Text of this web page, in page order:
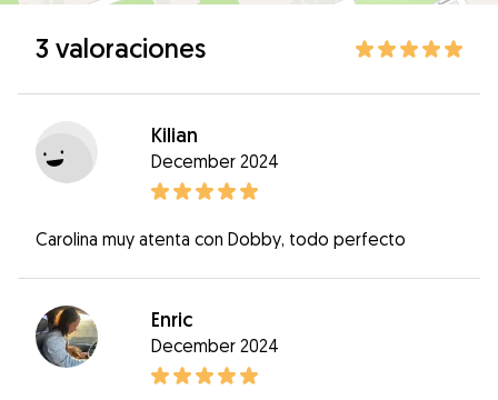
3 valoraciones
Kilian
December 2024
Carolina muy atenta con Dobby, todo perfecto
Enric
December 2024